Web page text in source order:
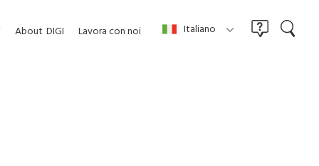
About DIGI Lavora con noi Italiano